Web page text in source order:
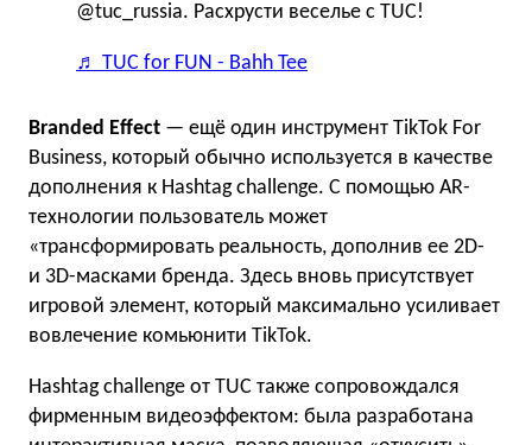
@tuc_russia. Расхрусти веселье с TUC!
♬ TUC for FUN - Bahh Tee
Branded Effect — ещё один инструмент TikTok For
Business, который обычно используется в качестве
дополнения к Hashtag challenge. С помощью AR-
технологии пользователь может
«трансформировать реальность, дополнив ее 2D-
и 3D-масками бренда. Здесь вновь присутствует
игровой элемент, который максимально усиливает
вовлечение комьюнити TikTok.
Hashtag challenge от TUC также сопровождался
фирменным видеоэффектом: была разработана